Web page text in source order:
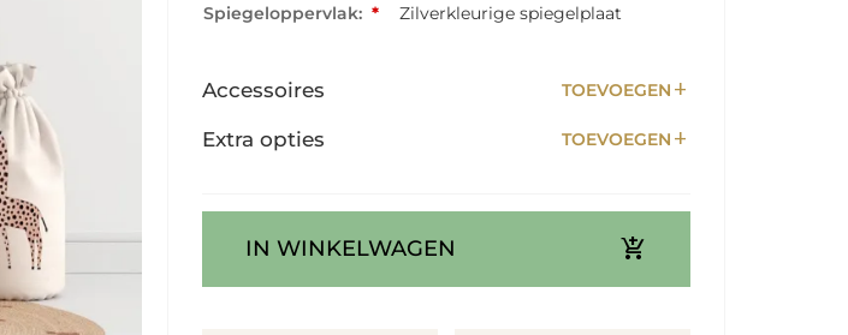
Spiegeloppervlak: * Zilverkleurige spiegelplaat
Accessoires TOEVOEGEN add
Extra opties TOEVOEGEN add
IN WINKELWAGEN add_shopping_cart